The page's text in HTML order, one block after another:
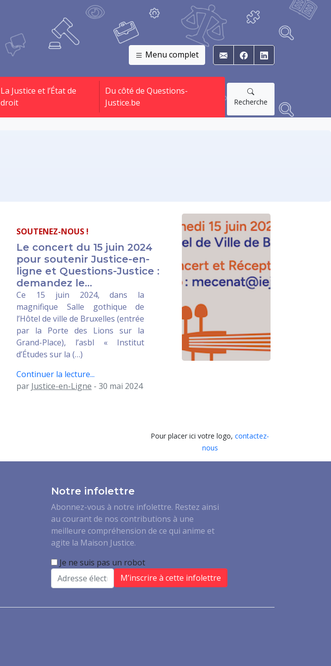
Menu complet E-mail Facebook
La Justice et l’État de
droit
Du côté de Questions-
Justice.be
Recherche
SOUTENEZ-NOUS !
Le concert du 15 juin 2024
pour soutenir Justice-en-
ligne et Questions-Justice :
demandez le...
Ce 15 juin 2024, dans la
magnifique Salle gothique de
l’Hôtel de ville de Bruxelles (entrée
par la Porte des Lions sur la
Grand-Place), l’asbl « Institut
d’Études sur la (…)
Continuer la lecture...
par Justice-en-Ligne - 30 mai 2024
Pour placer ici votre logo, contactez-
nous
Notre infolettre
Abonnez-vous à notre infolettre. Restez ainsi
au courant de nos contributions à une
meilleure compréhension de ce qui anime et
agite la Maison Justice.
Je ne suis pas un robot
Email